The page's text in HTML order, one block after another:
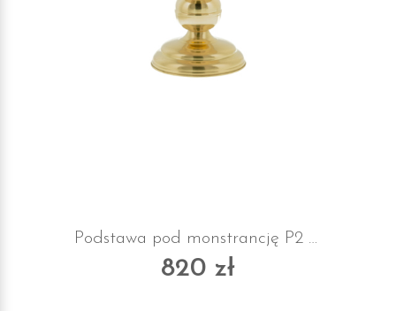
Podstawa pod monstrancję P2 z suknem
820 zł